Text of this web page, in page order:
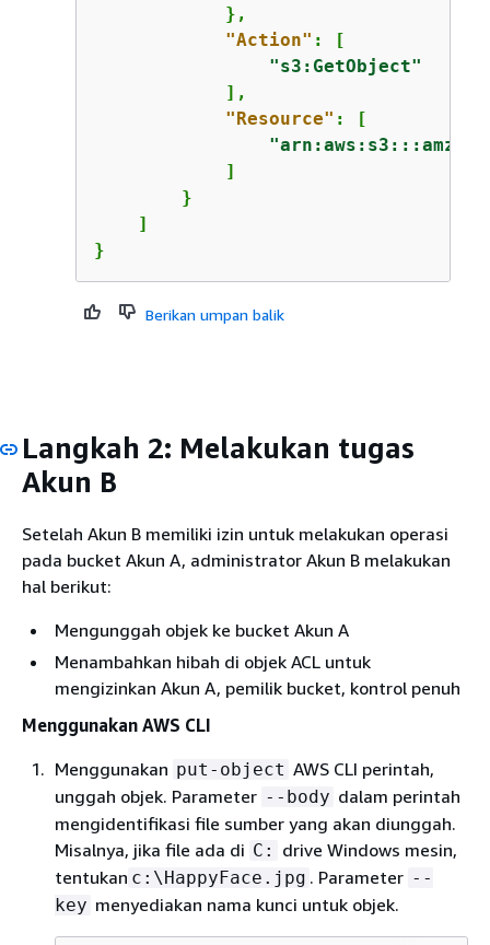
            },
"Action" : [
"s3:GetObject"
            ],
"Resource" : [
"arn:aws:s3:::amzn-
            ]
        }
    ]
}
Berikan umpan balik
Langkah 2: Melakukan tugas
Akun B
Setelah Akun B memiliki izin untuk melakukan operasi
pada bucket Akun A, administrator Akun B melakukan
hal berikut:
Mengunggah objek ke bucket Akun A
Menambahkan hibah di objek ACL untuk
mengizinkan Akun A, pemilik bucket, kontrol penuh
Menggunakan AWS CLI
Menggunakan put-object AWS CLI perintah,
unggah objek. Parameter --body dalam perintah
mengidentifikasi file sumber yang akan diunggah.
Misalnya, jika file ada di C:
drive Windows mesin,
tentukan c:\HappyFace.jpg . Parameter --
key menyediakan nama kunci untuk objek.